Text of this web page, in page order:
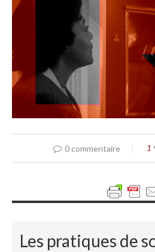
0 commentaire 1
Les pratiques de